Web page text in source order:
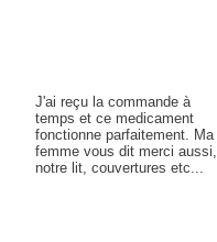
J'ai reçu la commande à
temps et ce medicament
fonctionne parfaitement. Ma
femme vous dit merci aussi,
notre lit, couvertures etc...